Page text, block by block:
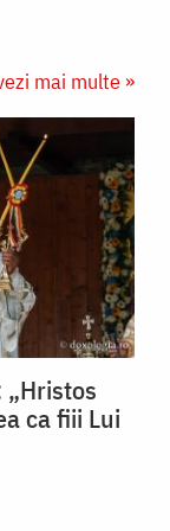
mai multe »
ca fiii Lui